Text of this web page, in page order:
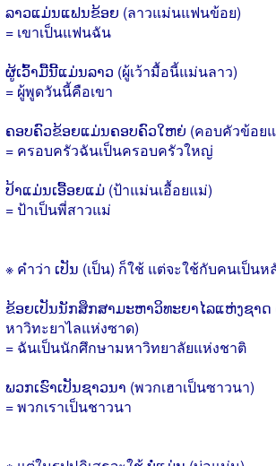
ລາວແມ່ນແຟນຂ້ອຍ (ลาวแม่นแฟนข้อย)
= เขาเป็นแฟนฉัน
ຜູ້ເວົ້າມື້ນີ້ແມ່ນລາວ (ผู้เว้ามื้อนี้แม่นลาว)
= ผู้พูดวันนี้คือเขา
ຄອບຄົວຂ້ອຍແມ່ນຄອບຄົວໃຫຍ່ (คอบคัวข้อย
= ครอบครัวฉันเป็นครอบครัวใหญ่
ປ້າແມ່ນເອື້ອຍແມ່ (ป้าแม่นเอื้อยแม่)
= ป้าเป็นพี่สาวแม่
※ คำว่า ເປັນ (เป็น) ก็ใช้ แต่จะใช้กับคนเป็นห
ຂ້ອຍເປັນນັກສຶກສາມະຫາວິທະຍາໄລແຫ່ງຊາດ
หาวิทะยาไลแห่งซาด)
= ฉันเป็นนักศึกษามหาวิทยาลัยแห่งชาติ
ພວກເຮົາເປັນຊາວນາ (พวกเฮาเป็นซาวนา)
= พวกเราเป็นชาวนา